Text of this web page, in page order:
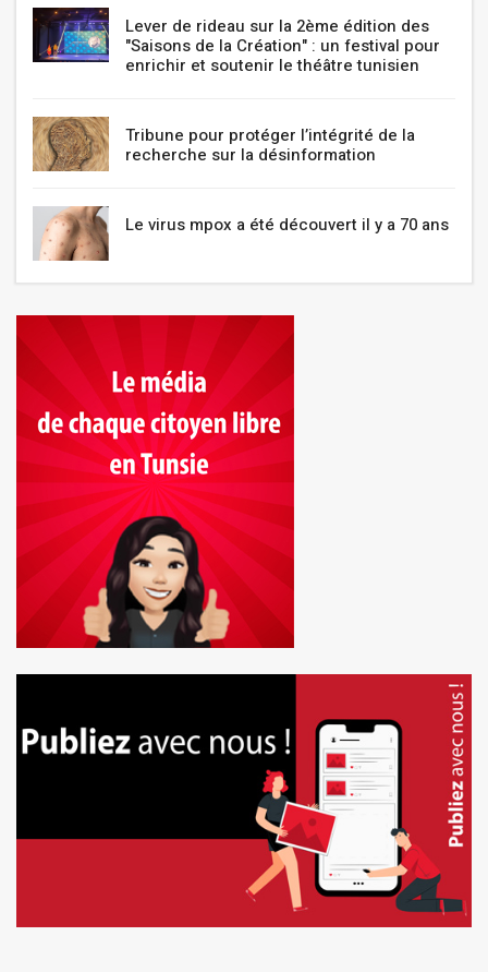
Lever de rideau sur la 2ème édition des
"Saisons de la Création" : un festival pour
enrichir et soutenir le théâtre tunisien
Tribune pour protéger l’intégrité de la
recherche sur la désinformation
Le virus mpox a été découvert il y a 70 ans